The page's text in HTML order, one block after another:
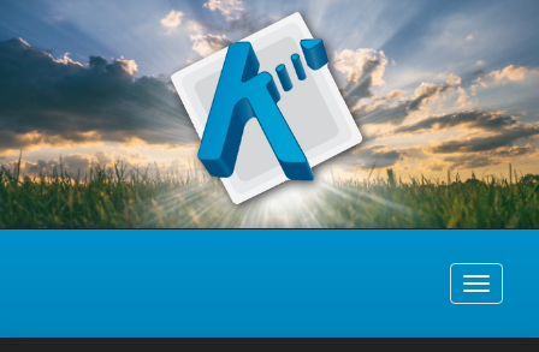
Toggle